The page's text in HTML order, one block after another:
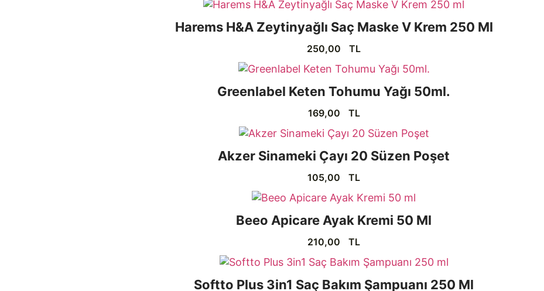
Harems H&A Zeytinyağlı Saç Maske V Krem 250 Ml
250,00 TL
Greenlabel Keten Tohumu Yağı 50ml.
169,00 TL
Akzer Sinameki Çayı 20 Süzen Poşet
105,00 TL
Beeo Apicare Ayak Kremi 50 Ml
210,00 TL
Softto Plus 3in1 Saç Bakım Şampuanı 250 Ml